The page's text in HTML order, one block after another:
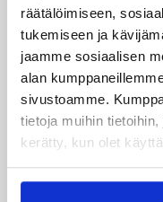
räätälöimiseen,
tukemiseen ja
jaamme sosiaalisen
alan
sivustoamme.
tietoja muihin
kerätty, kun olet
Henkilöt
Teemu Rannikko
Kategoriat
Pääjuttu